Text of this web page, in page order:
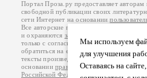
Мы используем
для улучшения
Оставаясь на
Портал Проза.ру предоставляет авторам
свободной публикации своих
сети Интернет на основании
Все авторские права на произведения
и охраняются законом
. Перепечатка
только с согласия его автора, к
обратиться на его авторской странице.
тексты произведений авторы несут
основанииправил публикациии
Российской Федерации